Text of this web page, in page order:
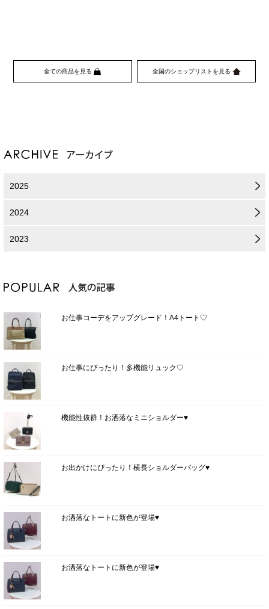
全ての商品を見る 全国のショップリストを見る
2025
2024
2023
お仕事コーデをアップグレード！A4トート♡
お仕事にぴったり！多機能リュック♡
機能性抜群！お洒落なミニショルダー♥
お出かけにぴったり！横長ショルダーバッグ♥
お洒落なトートに新色が登場♥
お洒落なトートに新色が登場♥